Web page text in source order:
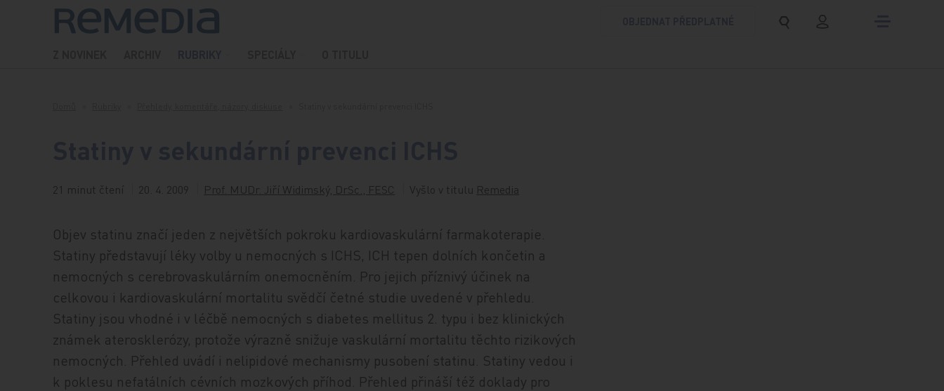
Přeskočit na obsah
21 minut čtení 20. 4. 2009 Prof. MUDr. Jiří Widimský, DrSc., FESC Vyšlo v titulu Remedia
Objev statinu značí jeden z největších pokroku kardiovaskulární farmakoterapie.
Statiny představují léky volby u nemocných s ICHS, ICH tepen dolních končetin a
nemocných s cerebrovaskulárním onemocněním. Pro jejich příznivý účinek na
celkovou i kardiovaskulární mortalitu svědčí četné studie uvedené v přehledu.
Statiny jsou vhodné i v léčbě nemocných s diabetes mellitus 2. typu i bez klinických
známek aterosklerózy, protože výrazně snižuje vaskulární mortalitu těchto rizikových
nemocných. Přehled uvádí i nelipidové mechanismy pusobení statinu. Statiny vedou i
k poklesu nefatálních cévních mozkových příhod. Přehled přináší též doklady pro